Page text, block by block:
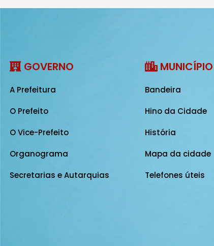
GOVERNO
A Prefeitura
O Prefeito
O Vice-Prefeito
Organograma
Secretarias e Autarquias
MUNICÍPIO
Bandeira
Hino da Cidade
História
Mapa da cidade
Telefones úteis